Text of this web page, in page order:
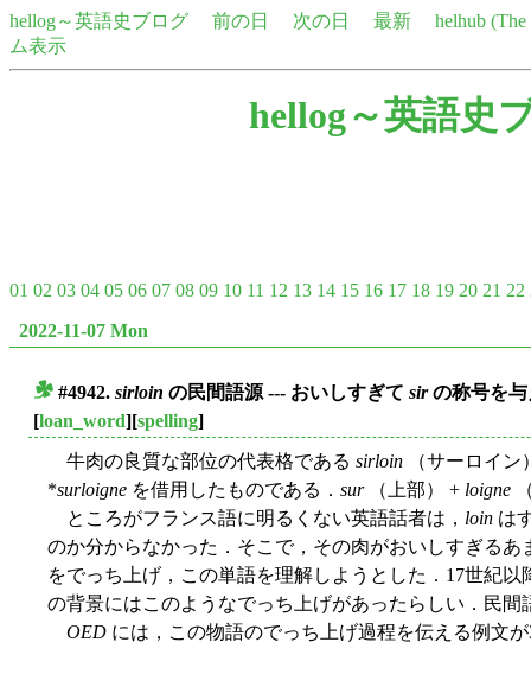
hellog～英語史ブログ 前の日 次の日 最新
helhub
ム表示
hellog～英語史
01 02 03 04 05 06 07 08 09 10 11 12 13 14 15 16 17 18 19 20 21 22
2022-11-07 Mon
#4942. sirloin の民間語源 --- おいしすぎて sirの称号を与
[loan_word][spelling]
牛肉の良質な部位の代表格である sirloin （サーロイン
*surloigne を借用したものである． sur（上部） + loigne
ところがフランス語に明るくない英語話者は， loin は
のか分からなかった．そこで，その肉がおいしすぎる
をでっち上げ，この単語を理解しようとした．17世紀以
の背景にはこのようなでっち上げがあったらしい．民間
OED には，この物語のでっち上げ過程を伝える例文